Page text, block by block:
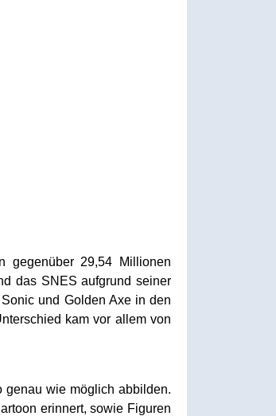
gegenüber 29,54 Millionen
das SNES aufgrund seiner
und Golden Axe in den
kam vor allem von
genau wie möglich abbilden.
erinnert, sowie Figuren